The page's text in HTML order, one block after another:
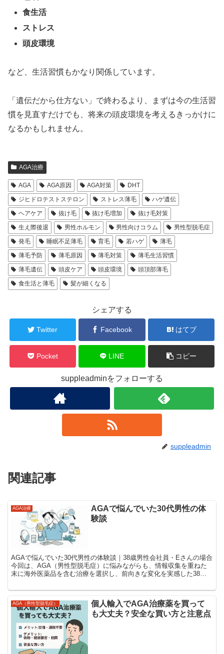
食生活
ストレス
頭皮環境
など、生活習慣もかなり関係しています。
「遺伝だから仕方ない」で終わるより、まずは今の生活習
慣を見直すだけでも、将来の頭皮環境を考えるきっかけに
なるかもしれません。
AGA治療
AGA AGA原因 AGA対策
DHT
ジヒドロテストステロン
ストレス薄毛
ハゲ遺伝
ヘアケア
抜け毛 抜け毛増加
抜け毛対策
生え際後退
男性ホルモン 男性向けコラム
男性型脱毛症
発毛
睡眠不足薄毛 育毛 若ハゲ
薄毛
薄毛予防
薄毛原因 薄毛対策
薄毛生活習慣
薄毛遺伝
頭皮ケア 頭皮環境
頭頂部薄毛
食生活と薄毛
髪が細くなる
シェアする
Twitter Facebook はてブ
Pocket LINE コピー
suppleadminをフォローする
suppleadmin
関連記事
AGA治療
AGAで悩んでいた30代男性の体
験談
AGAで悩んでいた30代男性の体験談｜38歳男性会社員・Eさんの場合
今回は、AGA（男性型脱毛症）に悩みながらも、情報収集を重ねた
末に海外医薬品を含む治療を選択し、前向きな変化を実感した38歳
AGA（男性型脱毛症）
個人輸入でAGA治療薬を買って
も大丈夫？安全な買い方と注意点